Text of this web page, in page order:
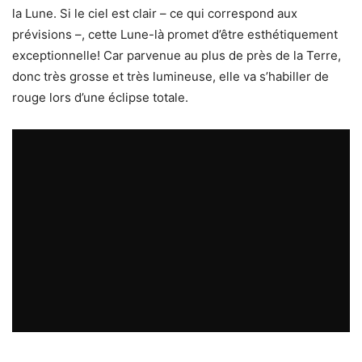
la Lune. Si le ciel est clair – ce qui correspond aux
prévisions –, cette Lune-là promet d’être esthétiquement
exceptionnelle! Car parvenue au plus de près de la Terre,
donc très grosse et très lumineuse, elle va s’habiller de
rouge lors d’une éclipse totale.